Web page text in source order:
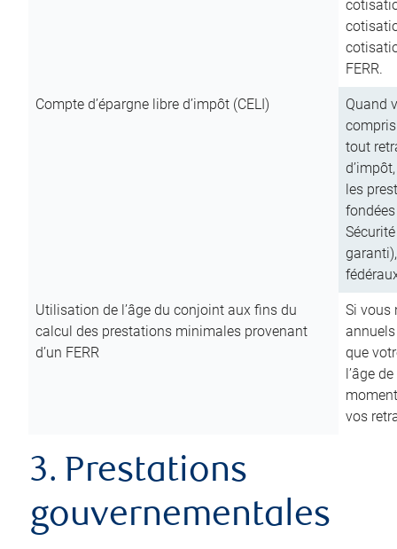
FERR.
Compte d’épargne libre d’impôt (CELI)
Quand
tout
les
Utilisation de l’âge du conjoint aux fins du
calcul des prestations minimales provenant
d’un FERR
Si vous
que
l’âge
vos
3. Prestations
gouvernementales